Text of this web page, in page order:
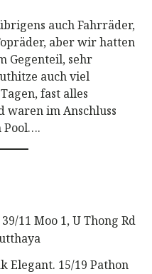
auch Fahrräder,
aber wir hatten
Gegenteil, sehr
auch viel
fast alles
waren im Anschluss
Pool….
11 Moo 1, U Thong Rd
Elegant. 15/19 Pathon